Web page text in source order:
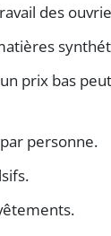
des
prix bas
personne.